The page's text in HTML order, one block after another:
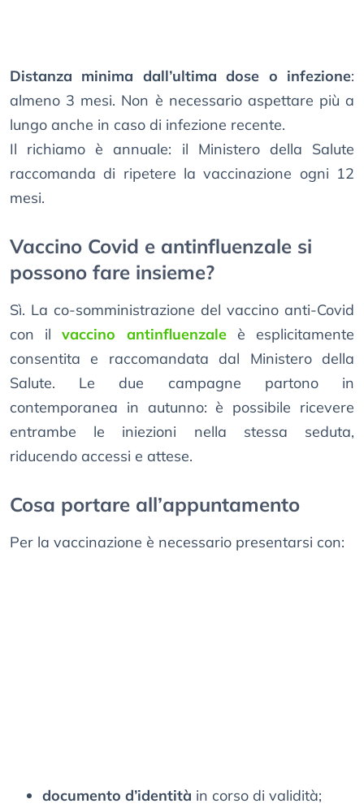
Distanza minima dall’ultima dose o infezione:
almeno 3 mesi. Non è necessario aspettare più a
lungo anche in caso di infezione recente.
Il richiamo è annuale: il Ministero della Salute
raccomanda di ripetere la vaccinazione ogni 12
mesi.
Vaccino Covid e antinfluenzale si
possono fare insieme?
Sì. La co-somministrazione del vaccino anti-Covid
con ilvaccino antinfluenzaleè esplicitamente
consentita e raccomandata dal Ministero della
Salute. Le due campagne partono in
contemporanea in autunno: è possibile ricevere
entrambe le iniezioni nella stessa seduta,
riducendo accessi e attese.
Cosa portare all’appuntamento
Per la vaccinazione è necessario presentarsi con:
documento d’identità in corso di validità;